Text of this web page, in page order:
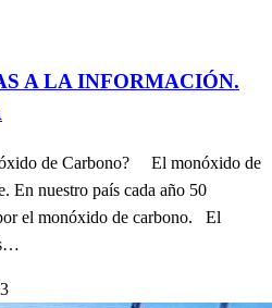
A LA INFORMACIÓN.
de Carbono? El monóxido de
En nuestro país cada año 50
el monóxido de carbono. El